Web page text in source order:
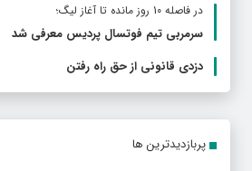
در فاصله 10 روز مانده تا آغاز لیگ؛
سرمربی تیم فوتسال پردیس معرفی شد
دزدی قانونی از حق راه رفتن
پربازدیدترین ها